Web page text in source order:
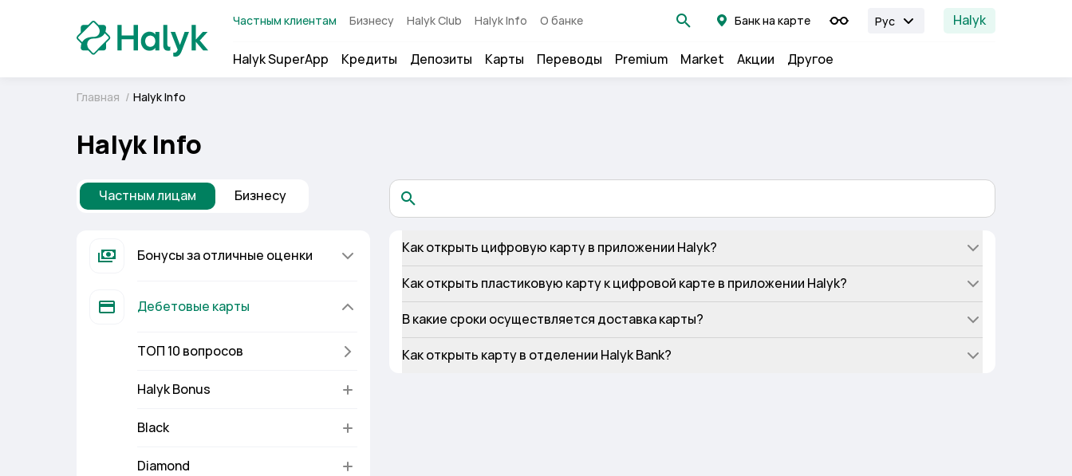
Частным клиентам Бизнесу Halyk Club Halyk Info О банке Банк на карте Рус Halyk
Halyk SuperApp Кредиты Депозиты Карты Переводы Premium Market Акции Другое
Главная / Halyk Info
Halyk Info
Частным лицам Бизнесу
Бонусы за отличные оценки
Дебетовые карты
ТОП 10 вопросов
Halyk Bonus
Black
Diamond
Как открыть цифровую карту в приложении Halyk?
Как открыть пластиковую карту к цифровой карте в приложении Halyk?
В какие сроки осуществляется доставка карты?
Как открыть карту в отделении Halyk Bank?